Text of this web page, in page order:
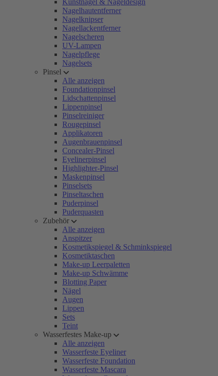
Kunstnägel & Nageldesign
Nagelhautentferner
Nagelknipser
Nagellackentferner
Nagelscheren
UV-Lampen
Nagelpflege
Nagelsets
Pinsel
Alle anzeigen
Foundationpinsel
Lidschattenpinsel
Lippenpinsel
Pinselreiniger
Rougepinsel
Applikatoren
Augenbrauenpinsel
Concealer-Pinsel
Eyelinerpinsel
Highlighter-Pinsel
Maskenpinsel
Pinselsets
Pinseltaschen
Puderpinsel
Puderquasten
Zubehör
Alle anzeigen
Anspitzer
Kosmetikspiegel & Schminkspiegel
Kosmetiktaschen
Make-up Leerpaletten
Make-up Schwämme
Blotting Paper
Nägel
Augen
Lippen
Sets
Teint
Wasserfestes Make-up
Alle anzeigen
Wasserfeste Eyeliner
Wasserfeste Foundation
Wasserfeste Mascara